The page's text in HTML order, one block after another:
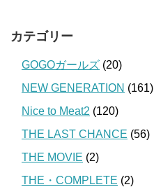
カテゴリー
GOGOガールズ (20)
NEW GENERATION (161)
Nice to Meat2 (120)
THE LAST CHANCE (56)
THE MOVIE (2)
THE・COMPLETE (2)